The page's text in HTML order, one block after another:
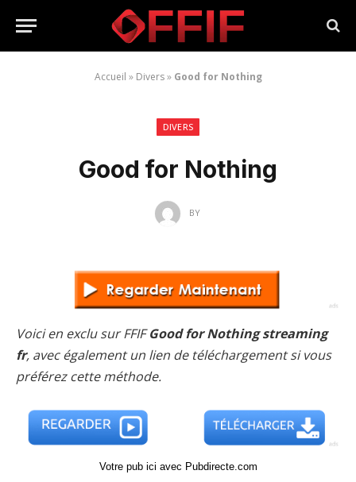
Accueil » Divers» Good for Nothing
DIVERS
Good for Nothing
BY
Voici en exclu sur FFIFGood for Nothing streaming
fr, avec également un lien de téléchargement si vous
préférez cette méthode.
Votre pub ici avec Pubdirecte.com